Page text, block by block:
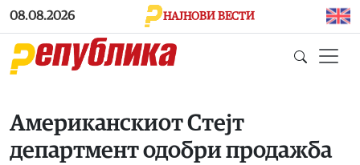
Skip to main content
08.08.2026 НАЈНОВИ ВЕСТИ
Американскиот Стејт
департмент одобри продажба